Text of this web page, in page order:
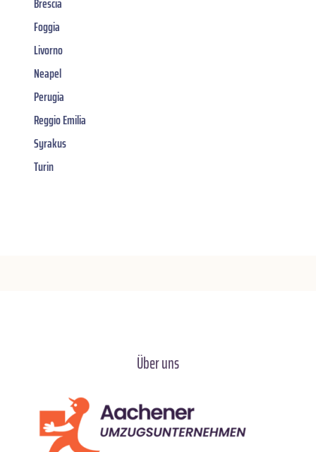
Foggia
Livorno
Neapel
Perugia
Reggio Emilia
Syrakus
Turin
Über uns